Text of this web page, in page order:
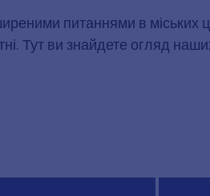
питаннями в
Тут ви знайдете огляд